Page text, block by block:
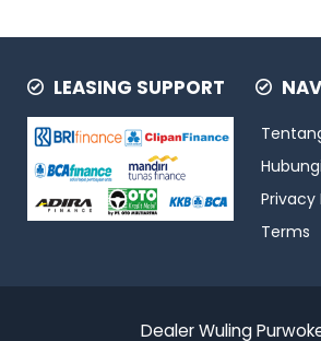
LEASING SUPPORT
Privacy
Terms
Dealer Wuling